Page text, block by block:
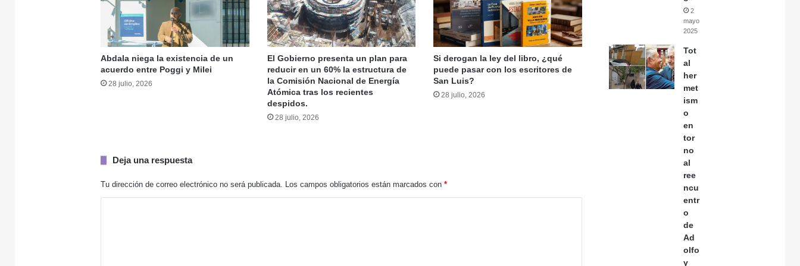
30 julio, 2026
El Partido Justicialista de San Luis se alista para las elecciones de 2027 y convoca a su Congreso Provincial
Abdala niega la existencia de un
acuerdo entre Poggi y Milei
28 julio, 2026
El Gobierno presenta un plan para
reducir en un 60% la estructura de
la Comisión Nacional de Energía
Atómica tras los recientes
despidos.
28 julio, 2026
Si derogan la ley del libro, ¿qué
puede pasar con los escritores de
San Luis?
28 julio, 2026
Deja una respuesta
Tu dirección de correo electrónico no será publicada. Los campos obligatorios están marcados con*
2
mayo,
2025
Tot
al
her
met
ism
o
en
tor
no
al
ree
ncu
entr
o
de
Ad
olfo
y